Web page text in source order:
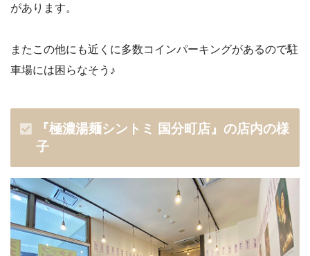
があります。
またこの他にも近くに多数コインパーキングがあるので駐
車場には困らなそう♪
『極濃湯麺シントミ 国分町店』 の店内の様
子